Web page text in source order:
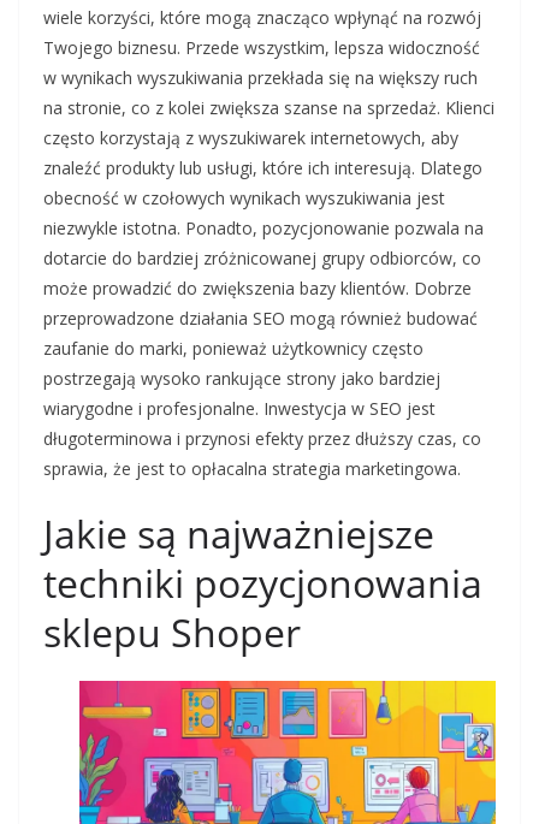
wiele korzyści, które mogą znacząco wpłynąć na rozwój
Twojego biznesu. Przede wszystkim, lepsza widoczność
w wynikach wyszukiwania przekłada się na większy ruch
na stronie, co z kolei zwiększa szanse na sprzedaż. Klienci
często korzystają z wyszukiwarek internetowych, aby
znaleźć produkty lub usługi, które ich interesują. Dlatego
obecność w czołowych wynikach wyszukiwania jest
niezwykle istotna. Ponadto, pozycjonowanie pozwala na
dotarcie do bardziej zróżnicowanej grupy odbiorców, co
może prowadzić do zwiększenia bazy klientów. Dobrze
przeprowadzone działania SEO mogą również budować
zaufanie do marki, ponieważ użytkownicy często
postrzegają wysoko rankujące strony jako bardziej
wiarygodne i profesjonalne. Inwestycja w SEO jest
długoterminowa i przynosi efekty przez dłuższy czas, co
sprawia, że jest to opłacalna strategia marketingowa.
Jakie są najważniejsze
techniki pozycjonowania
sklepu Shoper